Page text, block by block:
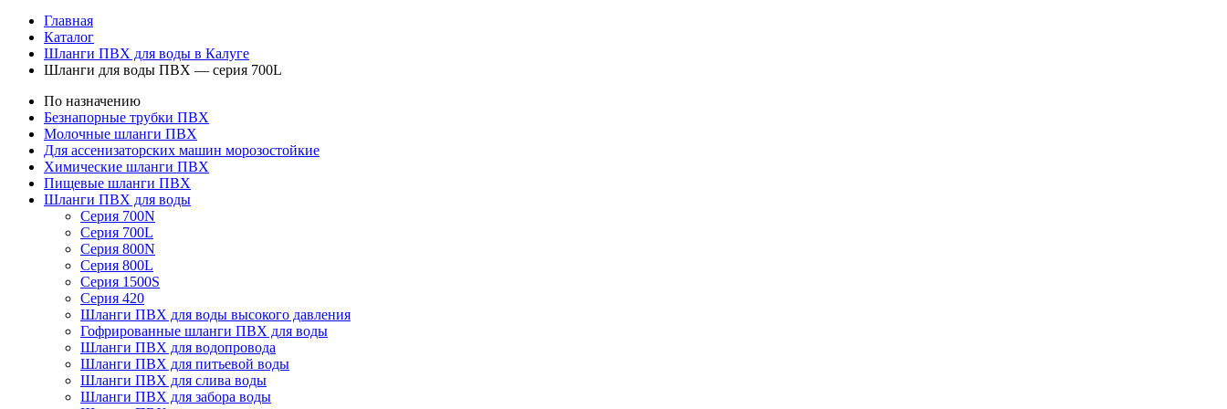
Главная
Каталог
Шланги ПВХ для воды в Калуге
Шланги для воды ПВХ — серия 700L
По назначению
Безнапорные трубки ПВХ
Молочные шланги ПВХ
Для ассенизаторских машин морозостойкие
Химические шланги ПВХ
Пищевые шланги ПВХ
Шланги ПВХ для воды
Серия 700N
Серия 700L
Серия 800N
Серия 800L
Серия 1500S
Серия 420
Шланги ПВХ для воды высокого давления
Гофрированные шланги ПВХ для воды
Шланги ПВХ для водопровода
Шланги ПВХ для питьевой воды
Шланги ПВХ для слива воды
Шланги ПВХ для забора воды